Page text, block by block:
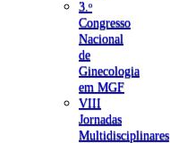
3.ᵒ
Congresso
Nacional
de
Ginecologia
em MGF
VIII
Jornadas
Multidisciplinares